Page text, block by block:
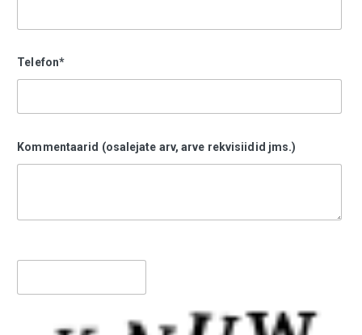
Telefon*
Kommentaarid (osalejate arv, arve rekvisiidid jms.)